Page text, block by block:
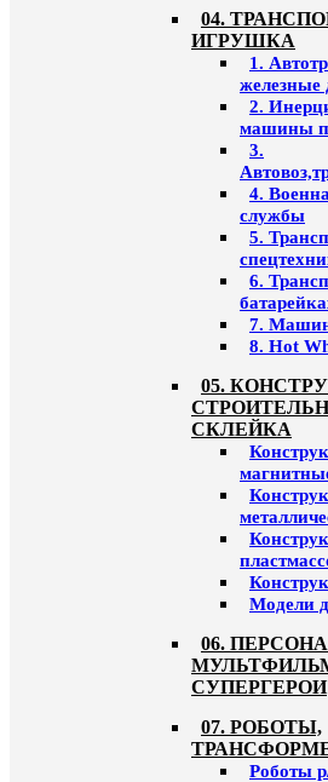
04.
ИГРУШКА
1.
железные
2.
машины
3.
4.
службы
5.
6.
7.
8. Hot
05.
СКЛЕЙКА
Модели
06.
СУПЕРГЕРОИ
07. РОБОТЫ,
Роботы